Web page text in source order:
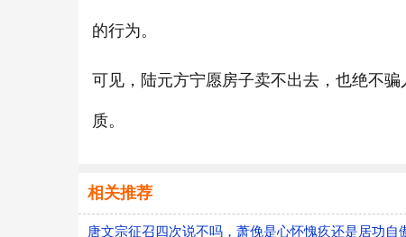
的行为。
可见，陆元方宁愿房子卖不出去，也绝不
质。
相关推荐
唐文宗征召四次说不吗，萧俛是心怀愧疚还是居功自